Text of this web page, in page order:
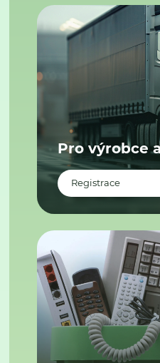
Pro výrobce
Registrace